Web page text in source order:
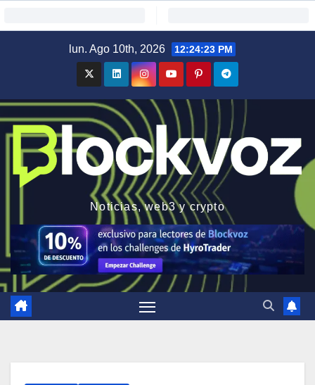
lun. Ago 10th, 2026 12:24:25 PM
Noticias, web3 y crypto